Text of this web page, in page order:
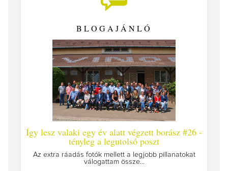
BLOGAJÁNLÓ
egy év alatt végzett borász #26 -
tényleg a legutolsó poszt
fotók mellett a legjobb pillanatokat
Így lesz valaki egy
Megírtuk a modulzáró